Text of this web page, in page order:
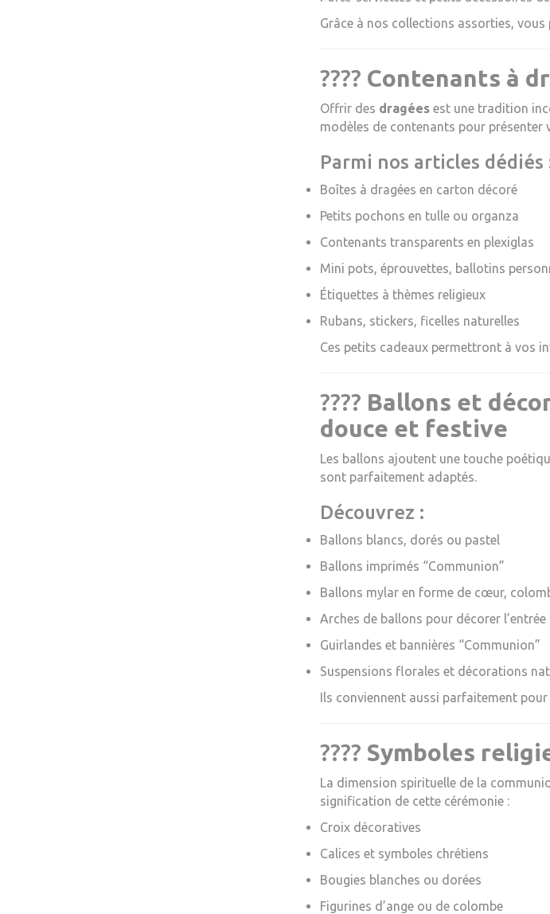
Grâce à nos collections assorties,
???? Contenants à
Offrir des dragées est une tradition
modèles de contenants pour présenter
Parmi nos articles dédiés
Boîtes à dragées en carton décoré
Petits pochons en tulle ou organza
Contenants transparents en plexiglas
Mini pots, éprouvettes, ballotins
Étiquettes à thèmes religieux
Rubans, stickers, ficelles naturelles
Ces petits cadeaux permettront à vos
???? Ballons et
douce et festive
Les ballons ajoutent une touche
sont parfaitement adaptés.
Découvrez :
Ballons blancs, dorés ou pastel
Ballons imprimés “Communion”
Ballons mylar en forme de cœur,
Arches de ballons pour décorer
Guirlandes et bannières “Communion”
Suspensions florales et décorations
Ils conviennent aussi parfaitement pour
????️ Symboles
La dimension spirituelle de la
signification de cette cérémonie :
Croix décoratives
Calices et symboles chrétiens
Bougies blanches ou dorées
Figurines d’ange ou de colombe